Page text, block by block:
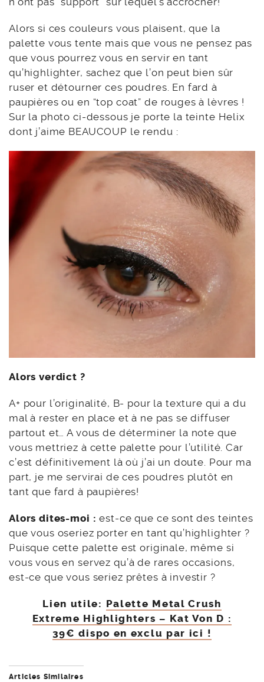
Alors si ces couleurs vous plaisent, que la
palette vous tente mais que vous ne pensez pas
que vous pourrez vous en servir en tant
qu’highlighter, sachez que l’on peut bien sûr
ruser et détourner ces poudres. En fard à
paupières ou en “top coat” de rouges à lèvres !
Sur la photo ci-dessous je porte la teinte Helix
dont j’aime BEAUCOUP le rendu :
Alors verdict ?
A+ pour l’originalité, B- pour la texture qui a du
mal à rester en place et à ne pas se diffuser
partout et… A vous de déterminer la note que
vous mettriez à cette palette pour l’utilité. Car
c’est définitivement là où j’ai un doute. Pour ma
part, je me servirai de ces poudres plutôt en
tant que fard à paupières!
Alors dites-moi : est-ce que ce sont des teintes
que vous oseriez porter en tant qu’highlighter ?
Puisque cette palette est originale, même si
vous vous en servez qu’à de rares occasions,
est-ce que vous seriez prêtes à investir ?
Lien utile: Palette Metal Crush
Extreme Highlighters – Kat Von D :
39€ dispo en exclu par ici !
Articles Similaires